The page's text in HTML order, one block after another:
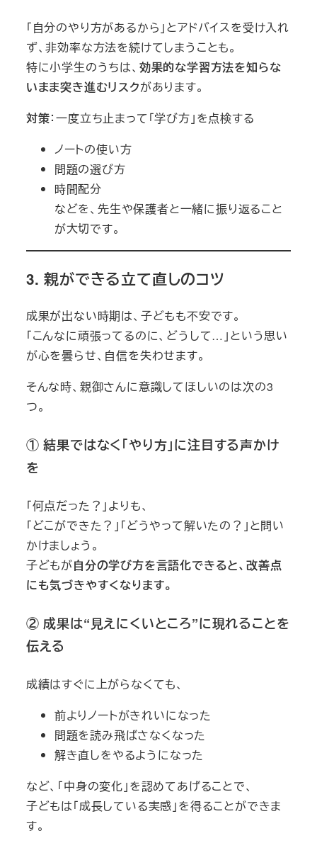
「自分のやり方があるから」とアドバイスを受け入れ
ず、非効率な方法を続けてしまうことも。
特に小学生のうちは、 効果的な学習方法を知らな
いまま突き進むリスクがあります。
対策：一度立ち止まって「学び方」を点検する
ノートの使い方
問題の選び方
時間配分
などを、先生や保護者と一緒に振り返ること
が大切です。
3. 親ができる立て直しのコツ
成果が出ない時期は、子どもも不安です。
「こんなに頑張ってるのに、どうして…」という思い
が心を曇らせ、自信を失わせます。
そんな時、親御さんに意識してほしいのは次の3
つ。
① 結果ではなく「やり方」に注目する声かけ
を
「何点だった？」よりも、
「どこができた？」「どうやって解いたの？」と問い
かけましょう。
子どもが自分の学び方を言語化できると、改善点
にも気づきやすくなります。
② 成果は“見えにくいところ”に現れることを
伝える
成績はすぐに上がらなくても、
前よりノートがきれいになった
問題を読み飛ばさなくなった
解き直しをやるようになった
など、「中身の変化」を認めてあげることで、
子どもは「成長している実感」を得ることができま
す。